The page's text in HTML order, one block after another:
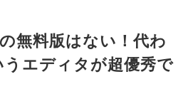
無料版はない！代わ
うエディタが超優秀で